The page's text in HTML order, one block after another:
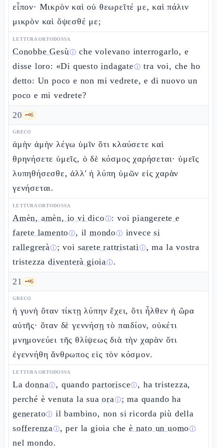
εἶπον· Μικρὸν καὶ οὐ θεωρεῖτέ με, καὶ πάλιν
μικρὸν καὶ ὄψεσθέ με;
LETTURA ORTODOSSA
Conobbe Gesùⓘ che volevano interrogarlo, e
disse loro: «Di questoindagateⓘ tra voi, che ho
detto: Un poco e non mi vedrete, e di nuovo un
poco e mi vedrete?
20 🗝️6
GRECO
ἀμὴν ἀμὴν λέγω ὑμῖν ὅτι κλαύσετε καὶ
θρηνήσετε ὑμεῖς, ὁ δὲ κόσμος χαρήσεται· ὑμεῖς
λυπηθήσεσθε, ἀλλ' ἡ λύπη ὑμῶν εἰς χαρὰν
γενήσεται.
LETTURA ORTODOSSA
Amèn, amèn, io vi dicoⓘ: voipiangerete e
farete lamentoⓘ, ilmondoⓘ invecesi
rallegreràⓘ; voi sarete rattristatiⓘ, ma la vostra
tristezza diventerà gioiaⓘ.
21 🗝️6
GRECO
ἡ γυνὴ ὅταν τίκτῃ λύπην ἔχει, ὅτι ἦλθεν ἡ ὥρα
αὐτῆς· ὅταν δὲ γεννήσῃ τὸ παιδίον, οὐκέτι
μνημονεύει τῆς θλίψεως διὰ τὴν χαρὰν ὅτι
ἐγεννήθη ἄνθρωπος εἰς τὸν κόσμον.
LETTURA ORTODOSSA
Ladonnaⓘ, quandopartorisceⓘ, ha tristezza,
perché è venuta la suaoraⓘ; ma quando ha
generatoⓘ il bambino, non si ricorda più della
sofferenzaⓘ, per la gioia cheè nato un uomoⓘ
nel mondo.